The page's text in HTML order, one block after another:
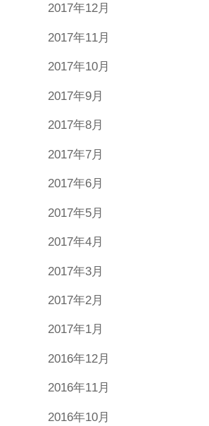
2017年12月
2017年11月
2017年10月
2017年9月
2017年8月
2017年7月
2017年6月
2017年5月
2017年4月
2017年3月
2017年2月
2017年1月
2016年12月
2016年11月
2016年10月